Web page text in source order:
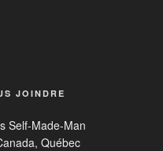
JOINDRE
Self-Made-Man
Québec